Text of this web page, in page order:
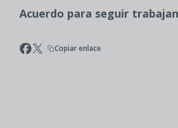
Acuerdo para seguir
Copiar enlace